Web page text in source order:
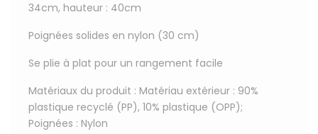
34cm, hauteur : 40cm
Poignées solides en nylon (30 cm)
Se plie à plat pour un rangement facile
Matériaux du produit : Matériau extérieur : 90%
plastique recyclé (PP), 10% plastique (OPP);
Poignées : Nylon